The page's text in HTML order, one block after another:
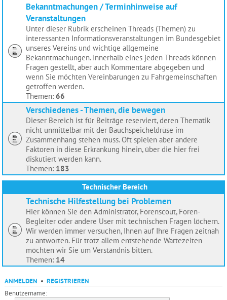
Bekanntmachungen / Terminhinweise auf
Veranstaltungen
Unter dieser Rubrik erscheinen Threads (Themen) zu
interessanten Informationsveranstaltungen im Bundesgebiet
unseres Vereins und wichtige allgemeine
Bekanntmachungen. Innerhalb eines jeden Threads können
Fragen gestellt, aber auch Kommentare abgegeben und
wenn Sie möchten Vereinbarungen zu Fahrgemeinschaften
getroffen werden.
Themen: 66
Verschiedenes - Themen, die bewegen
Dieser Bereich ist für Beiträge reserviert, deren Thematik
nicht unmittelbar mit der Bauchspeicheldrüse im
Zusammenhang stehen muss. Oft spielen aber andere
Faktoren in diese Erkrankung hinein, über die hier frei
diskutiert werden kann.
Themen: 183
Technischer Bereich
Technische Hilfestellung bei Problemen
Hier können Sie den Administrator, Forenscout, Foren-
Begleiter oder andere User mit technischen Fragen löchern.
Wir werden immer versuchen, Ihnen auf Ihre Fragen zeitnah
zu antworten. Für trotz allem entstehende Wartezeiten
möchten wir Sie um Verständnis bitten.
Themen: 14
ANMELDEN • REGISTRIEREN
Benutzername: